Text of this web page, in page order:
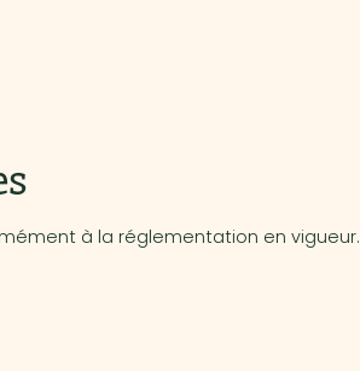
à la réglementation en vigueur.